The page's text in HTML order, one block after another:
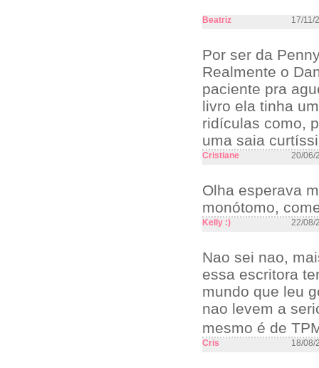
Beatriz 17/11/
Por ser da
Realmente o
paciente pra
livro ela tinha
ridículas como,
uma saia
Cristiane 20/06/
Olha esperava
monótomo,
Kelly :) 22/08/
Nao sei nao,
essa escritora
mundo que leu
nao levem a
mesmo é de
Cris 18/08/